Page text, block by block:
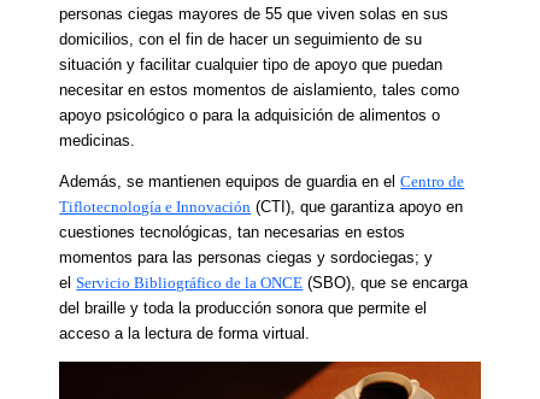
personas ciegas mayores de 55 que viven solas en sus
domicilios, con el fin de hacer un seguimiento de su
situación y facilitar cualquier tipo de apoyo que puedan
necesitar en estos momentos de aislamiento, tales como
apoyo psicológico o para la adquisición de alimentos o
medicinas.
Además, se mantienen equipos de guardia en elCentro de
Tiflotecnología e Innovación (CTI), que garantiza apoyo en
cuestiones tecnológicas, tan necesarias en estos
momentos para las personas ciegas y sordociegas; y
elServicio Bibliográfico de la ONCE (SBO), que se encarga
del braille y toda la producción sonora que permite el
acceso a la lectura de forma virtual.